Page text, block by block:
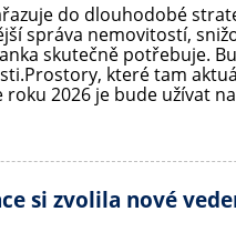
do dlouhodobé
správa nemovitostí,
skutečně potřebuje.
které tam
2026 je bude užívat
si zvolila nové